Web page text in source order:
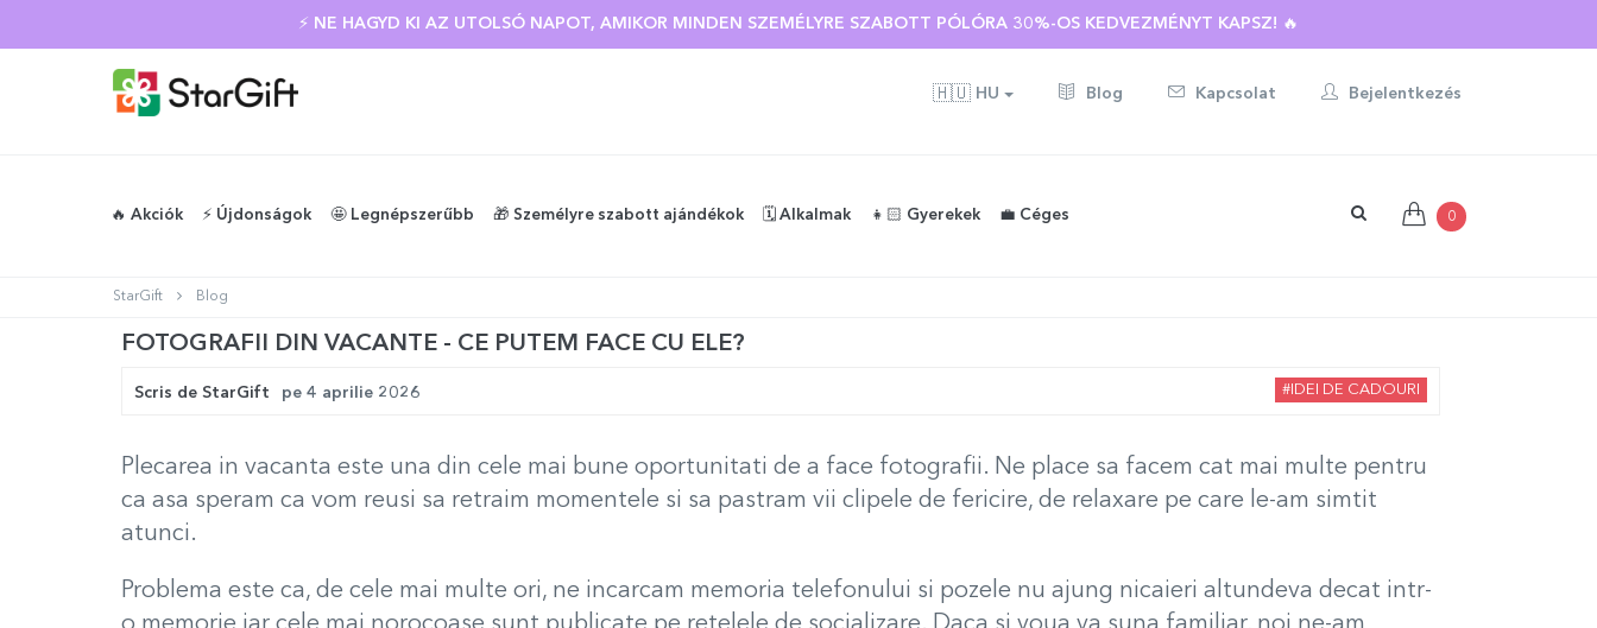
NYÁRI KIÁRUSÍTÁS 🌴 AKÁR 40%-OS KEDVEZMÉNY TÖBB MINT 100 SZEMÉLYRE SZABOTT AJÁNDÉKRA ☀️
🇭🇺 HU Blog Kapcsolat Bejelentkezés
🔥 Akciók ⚡️ Újdonságok 🤩 Legnépszerűbb 🎁 Személyre szabott ajándékok 🗓️ Alkalmak 👧🏻 Gyerekek 💼 Céges 0
StarGift Blog
FOTOGRAFII DIN VACANTE - CE PUTEM FACE CU ELE?
Scris de StarGift pe 4 aprilie 2026 #IDEI DE CADOURI
Plecarea in vacanta este una din cele mai bune oportunitati de a face fotografii. Ne place sa facem cat mai multe pentru
ca asa speram ca vom reusi sa retraim momentele si sa pastram vii clipele de fericire, de relaxare pe care le-am simtit
atunci.
Problema este ca, de cele mai multe ori, ne incarcam memoria telefonului si pozele nu ajung nicaieri altundeva decat intr-